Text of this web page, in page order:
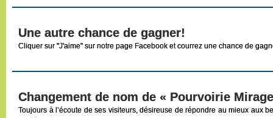
Une autre chance de gagner!
Cliquer sur "J'aime" sur notre page Facebook et courrez une chance de
Changement de nom de « Pourvoirie
Toujours à l’écoute de ses visiteurs, désireuse de répondre au mieux aux